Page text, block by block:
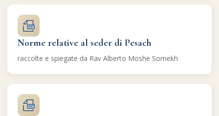
Norme relative al seder di Pesach
raccolte e spiegate da Rav Alberto Moshe Somekh